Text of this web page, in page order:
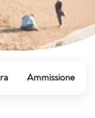
Ammissione